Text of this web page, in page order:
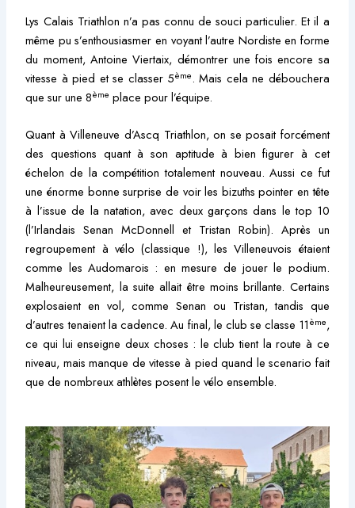
Lys Calais Triathlon n’a pas connu de souci particulier. Et il a
même pu s’enthousiasmer en voyant l’autre Nordiste en forme
du moment, Antoine Viertaix, démontrer une fois encore sa
vitesse à pied et se classer 5ème. Mais cela ne débouchera
que sur une 8ème place pour l’équipe.
Quant à Villeneuve d’Ascq Triathlon, on se posait forcément
des questions quant à son aptitude à bien figurer à cet
échelon de la compétition totalement nouveau. Aussi ce fut
une énorme bonne surprise de voir les bizuths pointer en tête
à l’issue de la natation, avec deux garçons dans le top 10
(l’Irlandais Senan McDonnell et Tristan Robin). Après un
regroupement à vélo (classique !), les Villeneuvois étaient
comme les Audomarois : en mesure de jouer le podium.
Malheureusement, la suite allait être moins brillante. Certains
explosaient en vol, comme Senan ou Tristan, tandis que
d’autres tenaient la cadence. Au final, le club se classe 11ème,
ce qui lui enseigne deux choses : le club tient la route à ce
niveau, mais manque de vitesse à pied quand le scenario fait
que de nombreux athlètes posent le vélo ensemble.